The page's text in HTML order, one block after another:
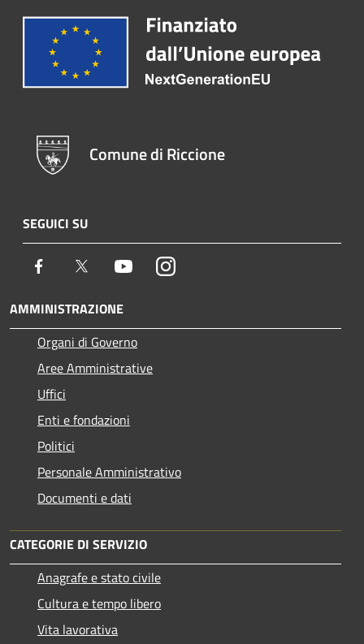
Comune di Riccione
SEGUICI SU
Facebook Twitter YoutubeInstagram
AMMINISTRAZIONE
Organi di Governo
Aree Amministrative
Uffici
Enti e fondazioni
Politici
Personale Amministrativo
Documenti e dati
CATEGORIE DI SERVIZIO
Anagrafe e stato civile
Cultura e tempo libero
Vita lavorativa